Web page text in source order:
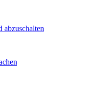
abzuschalten